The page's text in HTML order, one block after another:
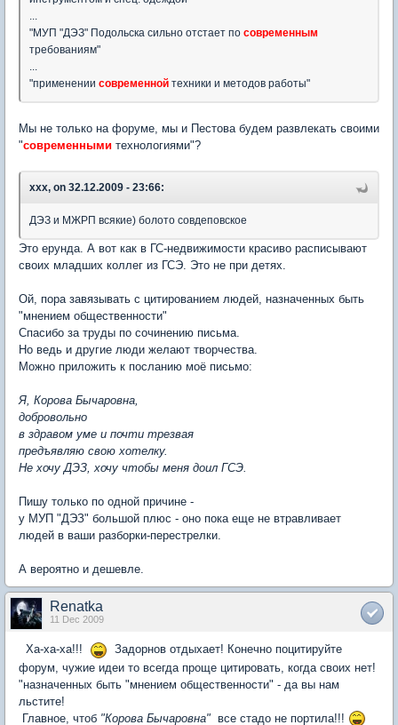
...
"МУП "ДЭЗ" Подольска сильно отстает по современным
требованиям"
...
"применении современной техники и методов работы"
Мы не только на форуме, мы и Пестова будем развлекать своими
"современными технологиями"?
xxx, on 32.12.2009 - 23:66:
ДЭЗ и МЖРП всякие) болото совдеповское
Это ерунда. А вот как в ГС-недвижимости красиво расписывают
своих младших коллег из ГСЭ. Это не при детях.
Ой, пора завязывать с цитированием людей, назначенных быть
"мнением общественности"
Спасибо за труды по сочинению письма.
Но ведь и другие люди желают творчества.
Можно приложить к посланию моё письмо:
Я, Корова Бычаровна,
добровольно
в здравом уме и почти трезвая
предъявляю свою хотелку.
Не хочу ДЭЗ, хочу чтобы меня доил ГСЭ.
Пишу только по одной причине -
у МУП "ДЭЗ" большой плюс - оно пока еще не втравливает
людей в ваши разборки-перестрелки.
А вероятно и дешевле.
Renatka
11 Dec 2009
Ха-ха-ха!!!
Задорнов отдыхает! Конечно поцитируйте
форум, чужие идеи то всегда проще цитировать, когда своих нет!
"назначенных быть "мнением общественности" - да вы нам
льстите!
Главное, чтоб "Корова Бычаровна" все стадо не портила!!!